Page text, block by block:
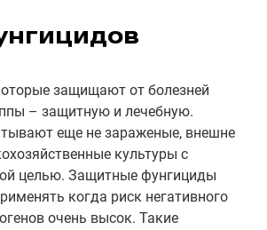
защищают от болезней
– защитную и лечебную.
еще не зараженые, внешне
культуры с
целью. Защитные фунгициды
когда риск негативного
очень высок. Такие